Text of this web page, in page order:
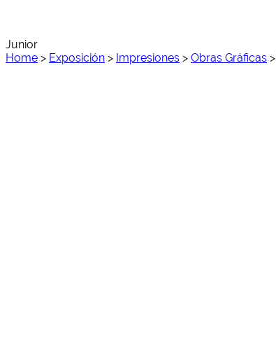
Junior
Home > Exposición > Impresiones > Obras Gráficas >